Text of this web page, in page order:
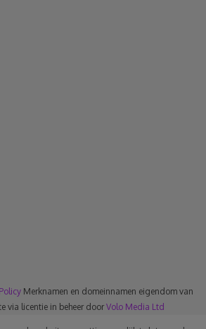
Merknamen en domeinnamen eigendom van
via licentie in beheer door Volo Media Ltd